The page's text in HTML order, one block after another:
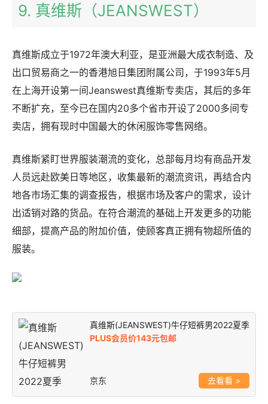
9. 真维斯（JEANSWEST）
真维斯成立于1972年澳大利亚，是亚洲最大成衣制造、及
出口贸易商之一的香港旭日集团附属公司，于1993年5月
在上海开设第一间Jeanswest真维斯专卖店，其后的多年
不断扩充，至今已在国内20多个省市开设了2000多间专
卖店，拥有现时中国最大的休闲服饰零售网络。
真维斯紧盯世界服装潮流的变化，总部每月均有商品开发
人员远赴欧美日等地区，收集最新的潮流资讯，再结合内
地各市场汇集的调查报告，根据市场及客户的需求，设计
出适销对路的货品。在符合潮流的基础上开发更多的功能
细部，提高产品的附加价值，使顾客真正拥有物超所值的
服装。
真维斯(JEANSWEST)牛仔短裤男2022夏季
PLUS会员价143元包邮
京东 >